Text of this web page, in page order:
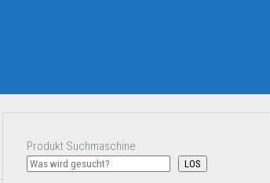
Produkt Suchmaschine
LOS